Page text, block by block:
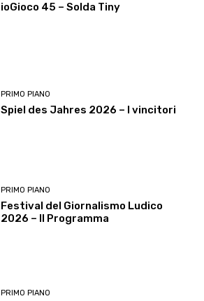
ioGioco 45 – Solda Tiny
PRIMO PIANO
Spiel des Jahres 2026 – I vincitori
PRIMO PIANO
Festival del Giornalismo Ludico
2026 – Il Programma
PRIMO PIANO